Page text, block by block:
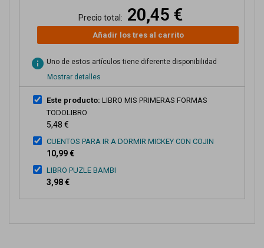
Precio total: 20,45 €
Añadir los tres al carrito
info Uno de estos artículos tiene diferente disponibilidad
Mostrar detalles
Este producto: LIBRO MIS PRIMERAS FORMAS
TODOLIBRO
5,48 €
CUENTOS PARA IR A DORMIR MICKEY CON COJIN
10,99 €
LIBRO PUZLE BAMBI
3,98 €